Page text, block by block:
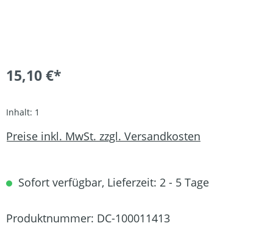
15,10 €*
Inhalt: 1
Preise inkl. MwSt. zzgl. Versandkosten
Sofort verfügbar, Lieferzeit: 2 - 5 Tage
Produktnummer: DC-100011413